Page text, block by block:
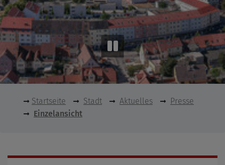
Startseite Stadt Aktuelles
Presse
Einzelansicht